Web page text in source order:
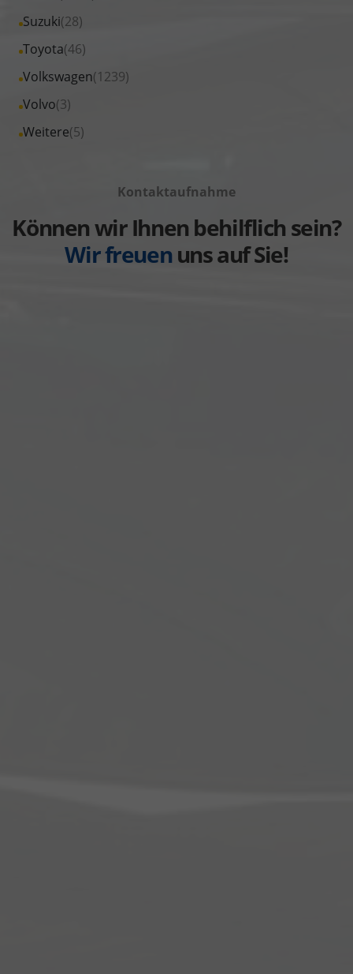
anzeigen
Seat
anzeigen
Fahrzeuge
Skoda
anzeigen
Suzuki(28)
Alle
Fahrzeuge
Suzuki
anzeigen
Toyota(46)
Alle
Fahrzeuge
Toyota
anzeigen
Volkswagen(1239)
Alle
Fahrzeuge
Volkswagen
Volvo(3)
Alle
Fahrzeuge
Weitere(5)
Alle
anzeigen
Kontaktaufnahme
Können wir Ihnen behilflich sein?
Wir freuenuns auf Sie!